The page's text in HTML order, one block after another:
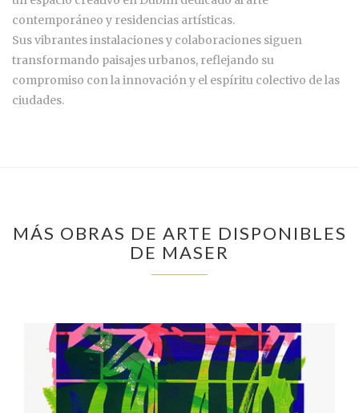
contemporáneo y residencias artísticas.
Sus vibrantes instalaciones y colaboraciones siguen
transformando paisajes urbanos, reflejando su
compromiso con la innovación y el espíritu colectivo de las
ciudades.
MÁS OBRAS DE ARTE DISPONIBLES
DE MASER